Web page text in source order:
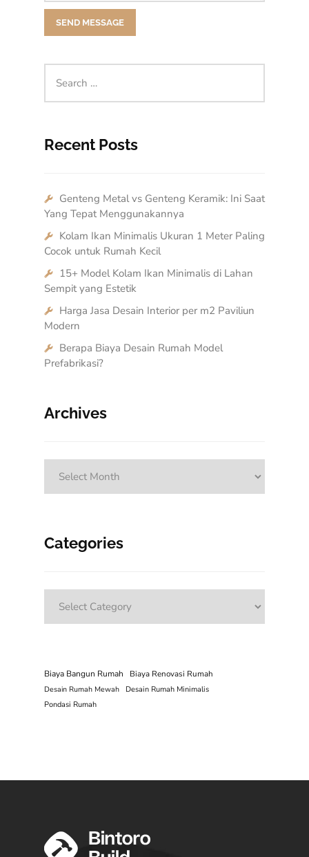
Recent Posts
Genteng Metal vs Genteng Keramik: Ini Saat
Yang Tepat Menggunakannya
Kolam Ikan Minimalis Ukuran 1 Meter Paling
Cocok untuk Rumah Kecil
15+ Model Kolam Ikan Minimalis di Lahan
Sempit yang Estetik
Harga Jasa Desain Interior per m2 Paviliun
Modern
Berapa Biaya Desain Rumah Model
Prefabrikasi?
Archives
Categories
Biaya Bangun Rumah Biaya Renovasi Rumah
Desain Rumah Mewah
Desain Rumah Minimalis
Pondasi Rumah